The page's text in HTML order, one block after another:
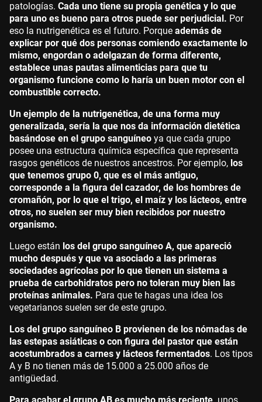
patologías. Cada uno tiene su propia genética y lo que
para uno es bueno para otros puede ser perjudicial. Por
eso la nutrigenética es el futuro. Porque además de
explicar por qué dos personas comiendo exactamente lo
mismo, engordan o adelgazan de forma diferente,
establece unas pautas alimenticias para que tu
organismo funcione como lo haría un buen motor con el
combustible correcto.
Un ejemplo de la nutrigenética, de una forma muy
generalizada, sería la que nos da información dietética
basándose en el grupo sanguíneo ya que cada grupo
posee una estructura química específica que representa
rasgos genéticos de nuestros ancestros. Por ejemplo, los
que tenemos grupo 0, que es el más antiguo,
corresponde a la figura del cazador, de los hombres de
cromañón, por lo que el trigo, el maíz y los lácteos, entre
otros, no suelen ser muy bien recibidos por nuestro
organismo.
Luego están los del grupo sanguíneo A, que apareció
mucho después y que va asociado a las primeras
sociedades agrícolas por lo que tienen un sistema a
prueba de carbohidratos pero no toleran muy bien las
proteínas animales. Para que te hagas una idea los
vegetarianos suelen ser de este grupo.
Los del grupo sanguíneo B provienen de los nómadas de
las estepas asiáticas o con figura del pastor que están
acostumbrados a carnes y lácteos fermentados. Los tipos
A y B no tienen más de 15.000 a 25.000 años de
antigüedad.